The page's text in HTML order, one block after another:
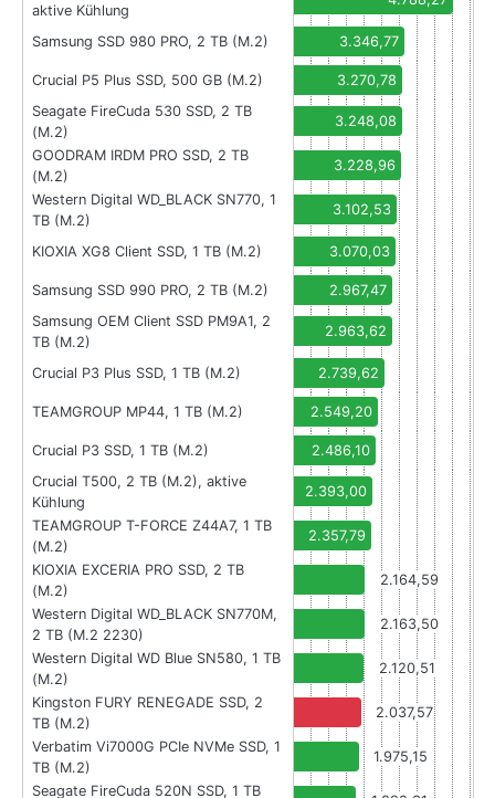
aktive Kühlung
Samsung SSD 980 PRO, 2 TB (M.2) 3.346,77
Crucial P5 Plus SSD, 500 GB (M.2)
3.270,78
Seagate FireCuda 530 SSD, 2 TB
(M.2)
3.248,08
GOODRAM IRDM PRO SSD, 2 TB
(M.2)
3.228,96
Western Digital WD_BLACK SN770, 1
TB (M.2)
3.102,53
KIOXIA XG8 Client SSD, 1 TB (M.2) 3.070,03
Samsung SSD 990 PRO, 2 TB (M.2)
2.967,47
Samsung OEM Client SSD PM9A1, 2
TB (M.2)
2.963,62
Crucial P3 Plus SSD, 1 TB (M.2) 2.739,62
TEAMGROUP MP44, 1 TB (M.2) 2.549,20
Crucial P3 SSD, 1 TB (M.2)
2.486,10
Crucial T500, 2 TB (M.2), aktive
Kühlung
2.393,00
TEAMGROUP T-FORCE Z44A7, 1 TB
(M.2)
2.357,79
KIOXIA EXCERIA PRO SSD, 2 TB
(M.2)
2.164,59
Western Digital WD_BLACK SN770M,
2 TB (M.2 2230)
2.163,50
Western Digital WD Blue SN580, 1 TB
(M.2)
2.120,51
Kingston FURY RENEGADE SSD, 2
TB (M.2)
2.037,57
Verbatim Vi7000G PCIe NVMe SSD, 1
TB (M.2)
1.975,15
Seagate FireCuda 520N SSD, 1 TB